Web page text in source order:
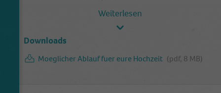
erwecken, eine ganze Band stünde hinter mir. Obwohl ich
im Raum Köln wohne, bin ich landesweit buchbar und
bereit, meine Musik überall dort zu präsentieren, wo sie
ein offenes Ohr findet :-)
Ich spiele auf verschiedensten Anlässen wie Hochzeiten,
Downloads
Moeglicher Ablauf fuer eure Hochzeit (pdf, 8 MB)